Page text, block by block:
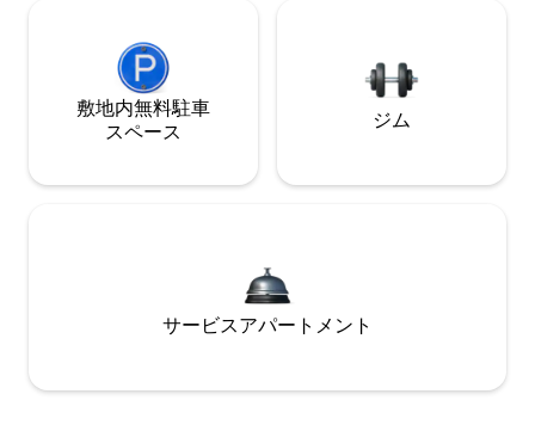
敷地内無料駐⁠車
ス⁠ペ⁠ー⁠ス
ジム
サービスアパートメント